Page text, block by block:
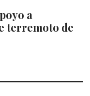
a
terremoto de